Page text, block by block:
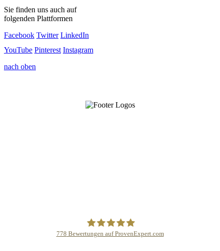
Sie finden uns auch auf
folgenden Plattformen
Facebook Twitter LinkedIn
YouTube Pinterest Instagram
nach oben
778 Bewertungen auf ProvenExpert.com